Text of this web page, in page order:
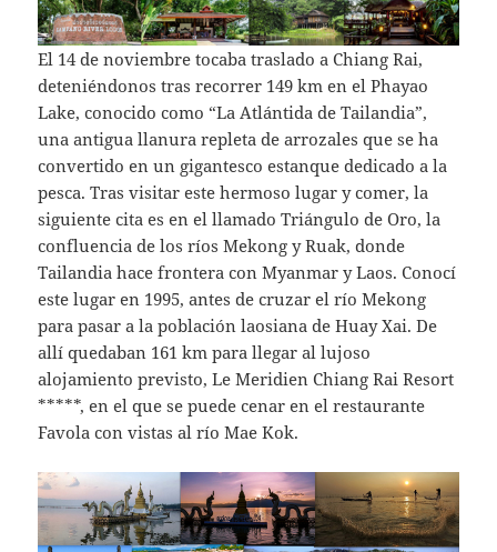
El 14 de noviembre tocaba traslado a Chiang Rai,
deteniéndonos tras recorrer 149 km en el Phayao
Lake, conocido como “La Atlántida de Tailandia”,
una antigua llanura repleta de arrozales que se ha
convertido en un gigantesco estanque dedicado a la
pesca. Tras visitar este hermoso lugar y comer, la
siguiente cita es en el llamado Triángulo de Oro, la
confluencia de los ríos Mekong y Ruak, donde
Tailandia hace frontera con Myanmar y Laos. Conocí
este lugar en 1995, antes de cruzar el río Mekong
para pasar a la población laosiana de Huay Xai. De
allí quedaban 161 km para llegar al lujoso
alojamiento previsto, Le Meridien Chiang Rai Resort
*****, en el que se puede cenar en el restaurante
Favola con vistas al río Mae Kok.